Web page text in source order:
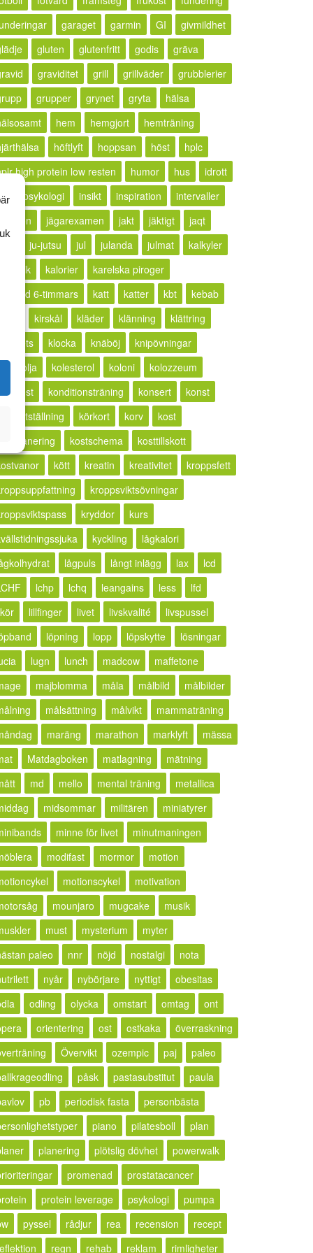
garaget garmin GI
givmildhet
gluten glutenfritt godis
gräva
graviditet grill grillväder
grubblerier
grupper grynet gryta
hälsa
hem hemgjort
hemträning
höftlyft hoppsan höst
hplc
high protein low resten
humor hus
idrott
insikt inspiration
intervaller
jägarexamen jakt jäktigt
jaqt
ju-jutsu jul julanda julmat
kalkyler
källkritik
kalorier
karelska piroger
karlstad 6-timmars
katt katter kbt
kebab
kirskål kläder klänning
klättring
klickhets
klocka knäböj
knipövningar
kokosolja
kolesterol koloni
kolozzeum
kompost
konditionsträning konsert
konst
konstutställning
körkort korv
kost
kostplanering
kostschema
kosttillskott
kött kreatin kreativitet
kroppsfett
kroppsviktsövningar
kryddor
kurs
kyckling
lågkalori
lågpuls långt inlägg lax
lcd
lchp lchq leangains less
lfd
lillfinger livet livskvalité
livspussel
löpning lopp löpskytte
lösningar
lugn lunch madcow
maffetone
majblomma måla målbild
målbilder
målsättning målvikt
mammaträning
maräng marathon marklyft
mässa
Matdagboken matlagning
mätning
md mello mental träning
metallica
midsommar militären
miniatyrer
minne för livet
minutmaningen
modifast mormor
motion
motionscykel
motivation
mounjaro mugcake
musik
must mysterium
myter
paleo
nnr nöjd nostalgi
nota
nyår nybörjare nyttigt
obesitas
odling olycka omstart omtag
ont
orientering ost ostkaka
överraskning
Övervikt ozempic paj
paleo
påsk pastasubstitut
paula
pb periodisk fasta
personbästa
piano pilatesboll
plan
planering plötslig dövhet
powerwalk
promenad
prostatacancer
protein leverage psykologi
pumpa
pyssel rådjur rea recension
recept
regn rehab reklam rimligheter